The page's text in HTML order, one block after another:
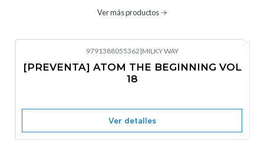
Ver más productos
9791388055362 |MILKY WAY
[PREVENTA] ATOM THE BEGINNING VOL
18
Ver detalles